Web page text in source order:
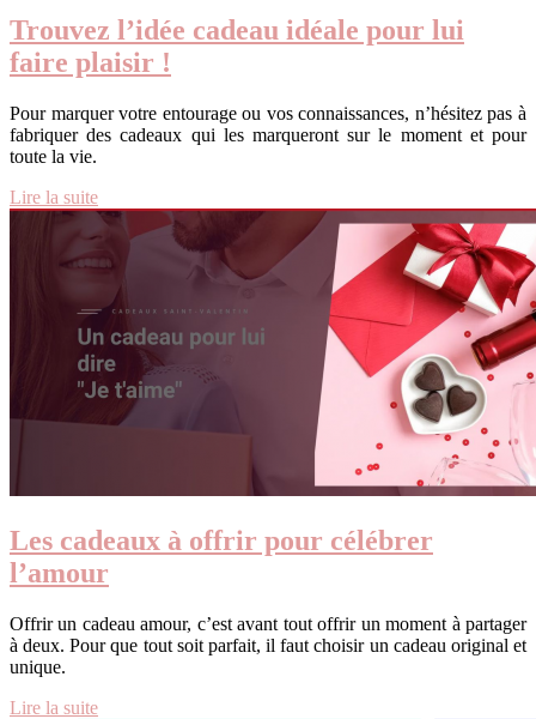
Trouvez l’idée cadeau idéale pour lui
faire plaisir !
Pour marquer votre entourage ou vos connaissances, n’hésitez pas à
fabriquer des cadeaux qui les marqueront sur le moment et pour
toute la vie.
Lire la suite
Les cadeaux à offrir pour célébrer
l’amour
Offrir un cadeau amour, c’est avant tout offrir un moment à partager
à deux. Pour que tout soit parfait, il faut choisir un cadeau original et
unique.
Lire la suite